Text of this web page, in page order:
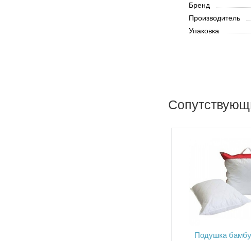
Бренд
Производитель
Упаковка
Подушка